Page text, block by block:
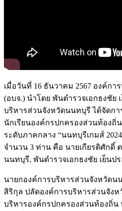
เมื่อวันที่ 16 ธันวาคม 2567 องค์ก
(อบจ.) นำโดย พันตำรวจเอกธงชัย
บริหารส่วนจังหวัดนนทบุรี ได้จัดก
นักเรียนองค์กรปกครองส่วนท้องถิ่
ระดับภาคกลาง “นนทบุรีเกมส์
จำนวน 3 ท่าน คือ นายเกียรติศักดิ์
นนทบุรี, พันตำรวจเอกธงชัย เย็นปร
นายกองค์การบริหารส่วนจังหวัด
สิริกุล ปลัดองค์การบริหารส่วนจัง
บริหารองค์กรปกครองส่วนท้องถิ่น